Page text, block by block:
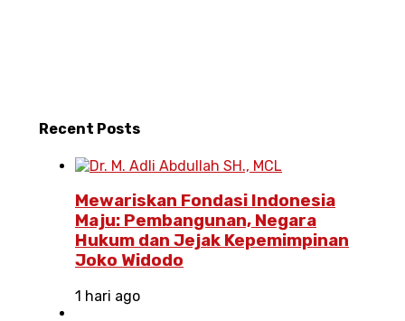
Recent Posts
Mewariskan Fondasi Indonesia
Maju: Pembangunan, Negara
Hukum dan Jejak Kepemimpinan
Joko Widodo
1 hari ago